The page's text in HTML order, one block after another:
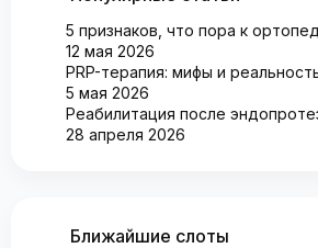
5 признаков, что пора к
12 мая 2026
PRP-терапия: мифы и
5 мая 2026
Реабилитация после
28 апреля 2026
Ближайшие слоты